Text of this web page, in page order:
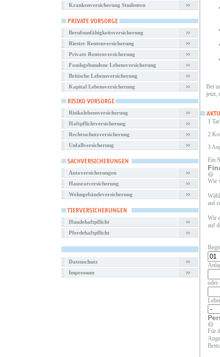
Krankenversicherung Studenten
Berufsunfähigkeitsversicherung
Riester Rentenversicherung
Private Rentenversicherung
Fondsgebundene Lebensversicherung
Britische Lebensversicherung
Kapital Lebensversicherung
Risikolebensversicherung
Haftpflichtversicherung
Rechtsschutzversicherung
Unfallversicherung
Autoversicherungen
Hausratversicherung
Wohngebäudeversicherung
Hundehaftpflicht
Pferdehaftpflicht
Datenschutz
Impressum
Bei
jetzt,
1
2
3
Ein
Wie
auf
Wir
auf
oder
Für